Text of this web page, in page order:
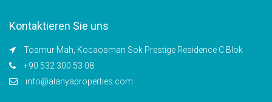
Kontaktieren Sie uns
Tosmur Mah, Kocaosman Sok Prestige Residence C Blok
+90 532 300 53 08
info@alanyaproperties.com